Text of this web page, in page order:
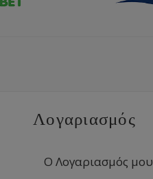
Λογαριασμός
Ο Λογαριασμός μου